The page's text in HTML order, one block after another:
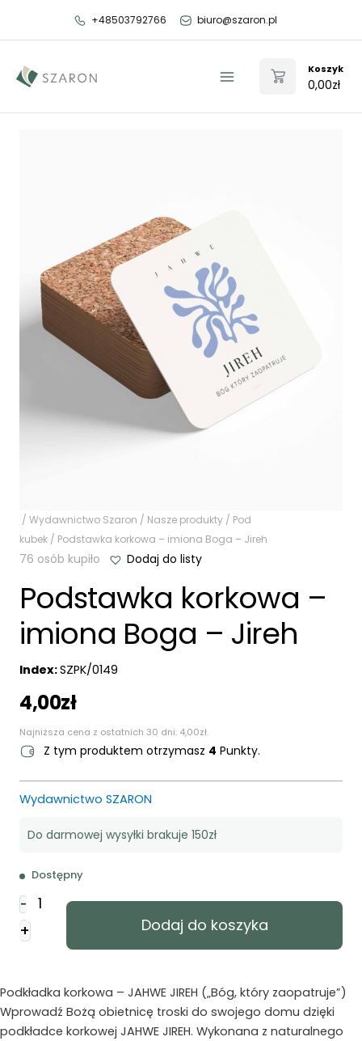
+48503792766 biuro@szaron.pl
Menu
Koszyk
0,00zł
/ Wydawnictwo Szaron / Nasze produkty / Pod
kubek / Podstawka korkowa – imiona Boga – Jireh
76 osób kupiło Dodaj do listy
Podstawka korkowa –
imiona Boga – Jireh
Index:SZPK/0149
4,00zł
Najniższa cena z ostatnich 30 dni: 4,00zł.
Z tym produktem otrzymasz 4 Punkty.
Wydawnictwo SZARON
Do darmowej wysyłki brakuje 150zł
Dostępny
-
ilość
Podstawka
korkowa
Boga
-
Jireh
+ Dodaj do koszyka
Podkładka korkowa – JAHWE JIREH („Bóg, który zaopatruje”)
Wprowadź Bożą obietnicę troski do swojego domu dzięki
podkładce korkowej JAHWE JIREH. Wykonana z naturalnego